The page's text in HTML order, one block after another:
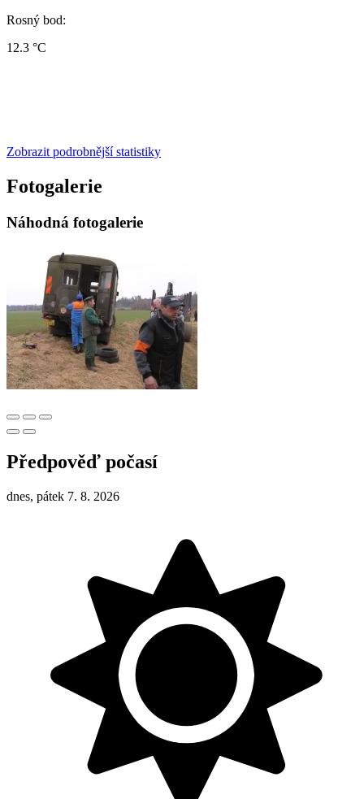
Rosný bod:
12.3 °C
Zobrazit podrobnější statistiky
Fotogalerie
Náhodná fotogalerie
Předpověď počasí
dnes, pátek 7. 8. 2026